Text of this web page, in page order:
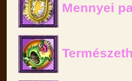
Mennyei